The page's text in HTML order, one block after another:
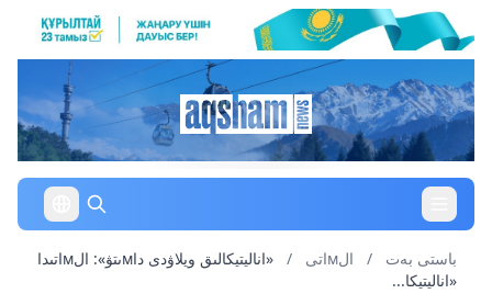
باستى بەت / الмاتى /
«اناليتيكالىق ويلاۋدى داмىتۋ»: الмاتىدا
«اناليتيكا...